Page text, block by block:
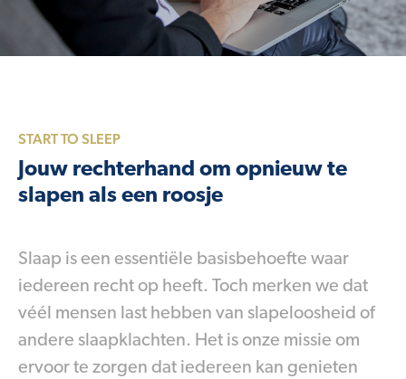
START TO SLEEP
Jouw rechterhand om opnieuw te
slapen als een roosje
Slaap is een essentiële basisbehoefte waar
iedereen recht op heeft. Toch merken we dat
véél mensen last hebben van slapeloosheid of
andere slaapklachten. Het is onze missie om
ervoor te zorgen dat iedereen kan genieten